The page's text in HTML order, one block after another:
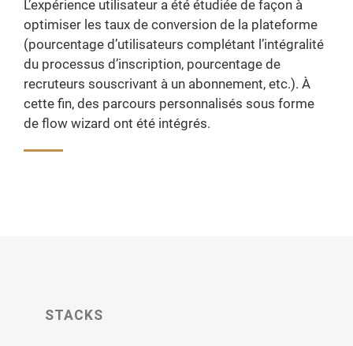
L’expérience utilisateur a été étudiée de façon à
optimiser les taux de conversion de la plateforme
(pourcentage d’utilisateurs complétant l’intégralité
du processus d’inscription, pourcentage de
recruteurs souscrivant à un abonnement, etc.). À
cette fin, des parcours personnalisés sous forme
de flow wizard ont été intégrés.
STACKS